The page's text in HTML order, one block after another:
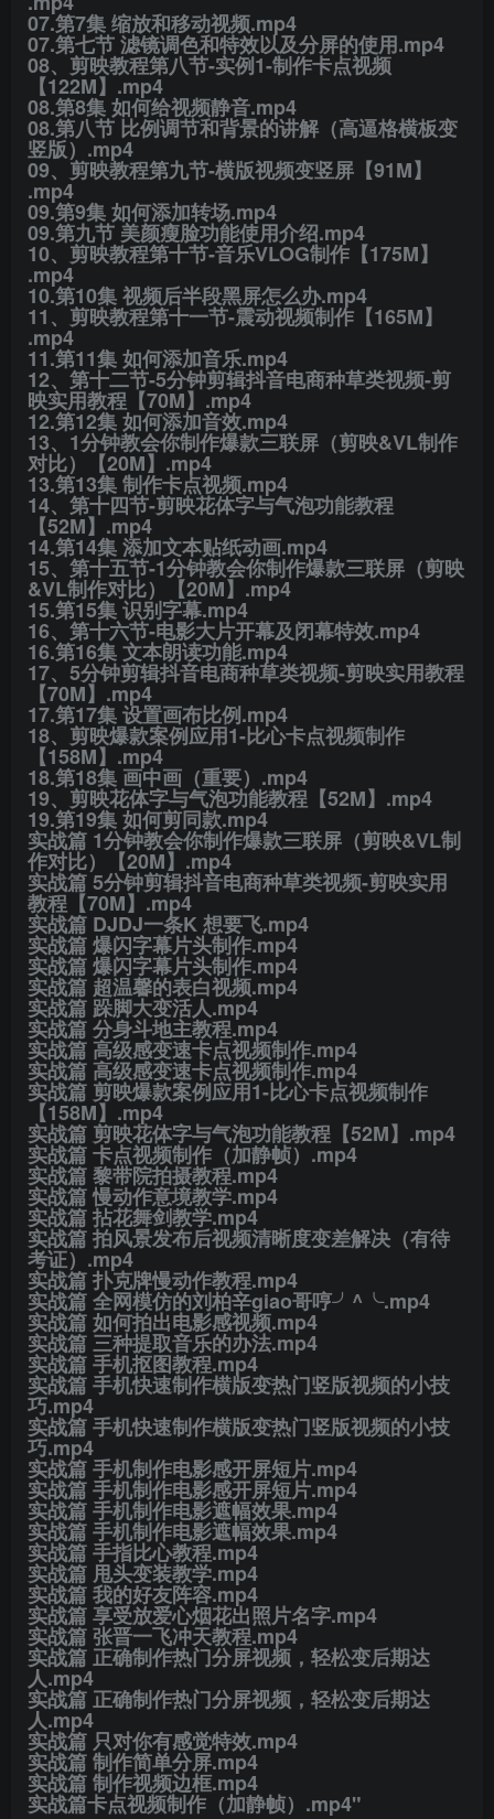
​07.第7集 缩放和移动视频.mp4
​07.第七节 滤镜调色和特效以及分屏的使用.mp4
​08、剪映教程第八节-实例1-制作卡点视频
【122M】​.mp4
​08.第8集 如何给视频静音.mp4
​08.第八节 比例调节和背景的讲解（高逼格横板变
竖版）.mp4
​09、剪映教程第九节-横版视频变竖屏【91M】​
.mp4
​09.第9集 如何添加转场.mp4
​09.第九节 美颜瘦脸功能使用介绍.mp4
​10、剪映教程第十节-音乐VLOG制作【175M】​
.mp4
​10.第10集 视频后半段黑屏怎么办.mp4
​11、剪映教程第十一节-震动视频制作【165M】​
.mp4
​11.第11集 如何添加音乐.mp4
​12、第十二节-5分钟剪辑抖音电商种草类视频-剪
映实用教程【70M】​.mp4
​12.第12集 如何添加音效.mp4
​13、1分钟教会你制作爆款三联屏（剪映&VL制作
对比）【20M】​.mp4
​13.第13集 制作卡点视频.mp4
​14、第十四节-剪映花体字与气泡功能教程
【52M】​.mp4
​14.第14集 添加文本贴纸动画.mp4
​15、第十五节-1分钟教会你制作爆款三联屏（剪映
&VL制作对比）【20M】​.mp4
​15.第15集 识别字幕.mp4
​16、第十六节-电影大片开幕及闭幕特效​.mp4
​16.第16集 文本朗读功能.mp4
​17、5分钟剪辑抖音电商种草类视频-剪映实用教程
【70M】​.mp4
​17.第17集 设置画布比例.mp4
​18、剪映爆款案例应用1-比心卡点视频制作
【158M】​.mp4
​18.第18集 画中画（重要）.mp4
​19、剪映花体字与气泡功能教程【52M】​.mp4
​19.第19集 如何剪同款.mp4
​实战篇 1分钟教会你制作爆款三联屏（剪映&VL制
作对比）【20M】.mp4
​实战篇 5分钟剪辑抖音电商种草类视频-剪映实用
教程【70M】.mp4
​实战篇 DJDJ一条K 想要飞.mp4
​实战篇 爆闪字幕片头制作.mp4
​实战篇 爆闪字幕片头制作.mp4
​实战篇 超温馨的表白视频.mp4
​实战篇 跺脚大变活人.mp4
​实战篇 分身斗地主教程.mp4
​实战篇 高级感变速卡点视频制作.mp4
​实战篇 高级感变速卡点视频制作.mp4
​实战篇 剪映爆款案例应用1-比心卡点视频制作
【158M】.mp4
​实战篇 剪映花体字与气泡功能教程【52M】.mp4
​实战篇 卡点视频制作（加静帧）.mp4
​实战篇 黎带院拍摄教程.mp4
​实战篇 慢动作意境教学.mp4
​实战篇 拈花舞剑教学.mp4
​实战篇 拍风景发布后视频清晰度变差解决（有待
考证）.mp4
​实战篇 扑克牌慢动作教程.mp4
​实战篇 全网模仿的刘柏辛giao哥哼╯^╰.mp4
​实战篇 如何拍出电影感视频.mp4
​实战篇 三种提取音乐的办法.mp4
​实战篇 手机抠图教程.mp4
​实战篇 手机快速制作横版变热门竖版视频的小技
巧.mp4
​实战篇 手机快速制作横版变热门竖版视频的小技
巧.mp4
​实战篇 手机制作电影感开屏短片.mp4
​实战篇 手机制作电影感开屏短片.mp4
​实战篇 手机制作电影遮幅效果.mp4
​实战篇 手机制作电影遮幅效果.mp4
​实战篇 手指比心教程.mp4
​实战篇 甩头变装教学.mp4
​实战篇 我的好友阵容.mp4
​实战篇 享受放爱心烟花出照片名字.mp4
​实战篇 张晋一飞冲天教程.mp4
​实战篇 正确制作热门分屏视频，轻松变后期达
人.mp4
​实战篇 正确制作热门分屏视频，轻松变后期达
人.mp4
​实战篇 只对你有感觉特效.mp4
​实战篇 制作简单分屏.mp4
​实战篇 制作视频边框.mp4
​实战篇卡点视频制作（加静帧）.mp4"